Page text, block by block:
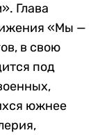
Глава
«Мы —
в свою
под
южнее